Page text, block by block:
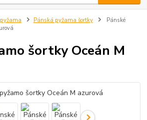
Pánská pyžama šortky
Pánské
šortky Oceán M